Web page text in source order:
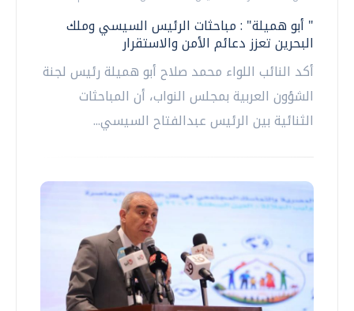
" أبو هميلة" : مباحثات الرئيس السيسي وملك
البحرين تعزز دعائم الأمن والاستقرار
أكد النائب اللواء محمد صلاح أبو هميلة رئيس لجنة
الشؤون العربية بمجلس النواب، أن المباحثات
الثنائية بين الرئيس عبدالفتاح السيسي...